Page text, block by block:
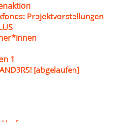
Projektvorstellungen
1
[abgelaufen]